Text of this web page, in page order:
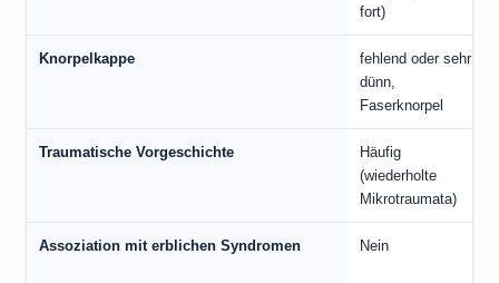
fort)
Knorpelkappe
fehlend oder sehr
dünn,
Faserknorpel
Traumatische Vorgeschichte
Häufig
(wiederholte
Mikrotraumata)
Assoziation mit erblichen Syndromen Nein